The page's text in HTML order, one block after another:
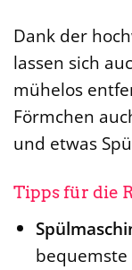
Dank der
lassen sich
mühelos
Förmchen
und etwas
Tipps für die